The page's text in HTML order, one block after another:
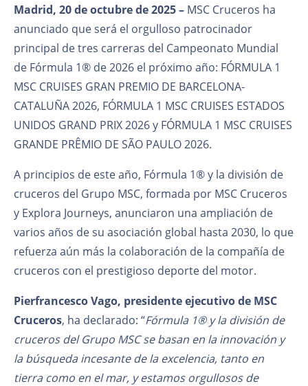
Madrid, 20 de octubre de 2025– MSC Cruceros ha
anunciado que será el orgulloso patrocinador
principal de tres carreras del Campeonato Mundial
de Fórmula 1® de 2026 el próximo año: FÓRMULA 1
MSC CRUISES GRAN PREMIO DE BARCELONA-
CATALUÑA 2026, FÓRMULA 1 MSC CRUISES ESTADOS
UNIDOS GRAND PRIX 2026 y FÓRMULA 1 MSC CRUISES
GRANDE PRÊMIO DE SÃO PAULO 2026.
A principios de este año, Fórmula 1® y la división de
cruceros del Grupo MSC, formada por MSC Cruceros
y Explora Journeys, anunciaron una ampliación de
varios años de su asociación global hasta 2030, lo que
refuerza aún más la colaboración de la compañía de
cruceros con el prestigioso deporte del motor.
Pierfrancesco Vago, presidente ejecutivo de MSC
Cruceros, ha declarado: “Fórmula 1® y la división de
cruceros del Grupo MSC se basan en la innovación y
la búsqueda incesante de la excelencia, tanto en
tierra como en el mar, y estamos orgullosos de